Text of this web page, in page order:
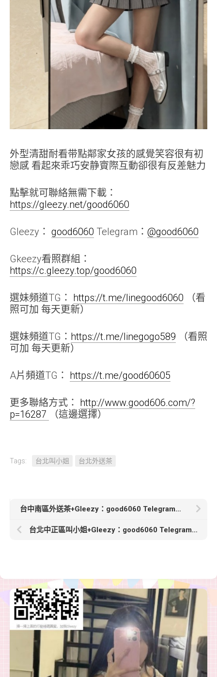
外型清甜耐看带點鄰家女孩的感覺笑容很有初
戀感 看起來乖巧安静賨際互動卻很有反差魅力
點擊就可聯絡無需下載：
https://gleezy.net/good6060
Gleezy： good6060 Telegram： @good6060
Gkeezy看照群組：
https://c.gleezy.top/good6060
選妹頻道TG： https://t.me/linegood6060 （看
照可加 每天更新）
選妹頻道TG： https://t.me/linegogo589 （看照
可加 每天更新）
A片頻道TG： https://t.me/good60605
更多聯絡方式： http://www.good606.com/?
p=16287
（這邊選擇）
Tags: 台北叫小姐 台北外送茶
台中南區外送茶+Gleezy：good6060 Telegram：good6060【晴兒】163. 48. C+.23歲穴穴粉 配合度高
台北中正區叫小姐+Gleezy：good6060 Telegram：good6060【思琪】162.46.D..24歲氣質御姐型